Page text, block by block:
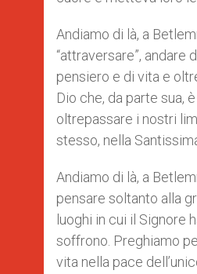
Andiamo di là, a
“attraversare”, andare
pensiero e di vita e
Dio che, da parte sua,
oltrepassare i nostri
stesso, nella
Andiamo di là, a
pensare soltanto alla
luoghi in cui il Signore
soffrono. Preghiamo
vita nella pace